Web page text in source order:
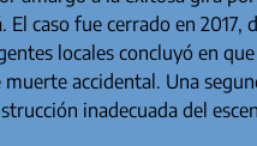
caso fue cerrado en 2017,
locales concluyó en
accidental. Una
inadecuada del